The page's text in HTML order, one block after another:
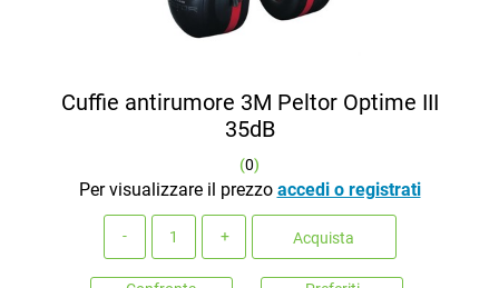
Cuffie antirumore 3M Peltor Optime III
35dB
(0)
Per visualizzare il prezzo accedi o registrati
Acquista